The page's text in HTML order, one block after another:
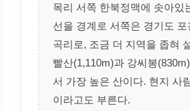
목리 서쪽 한북정맥에 솟아있
선을 경계로 서쪽은 경기도 포
곡리로, 조금 더 지역을 좁혀
빨산(1,110m)과 강씨봉
서 가장 높은 산이다. 현지 사
이라고도 부른다.